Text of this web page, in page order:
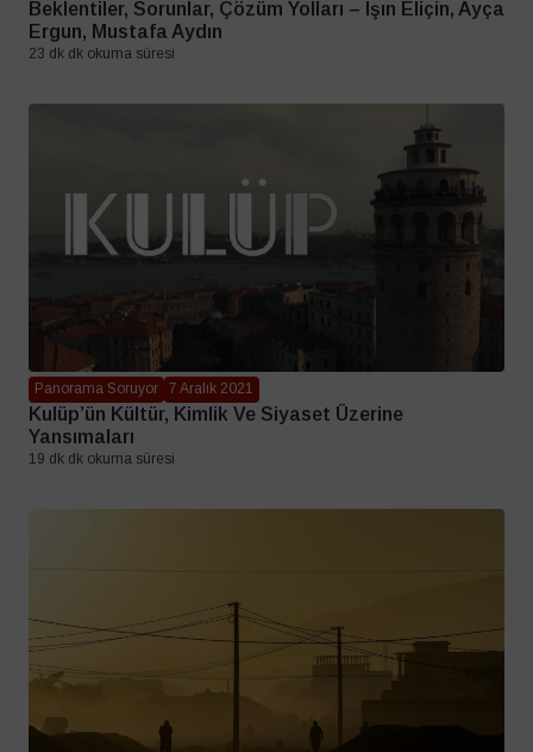
Beklentiler, Sorunlar, Çözüm Yolları – Işın Eliçin, Ayça
Ergun, Mustafa Aydın
23 dk dk okuma süresi
Panorama Soruyor 7 Aralık 2021
Kulüp’ün Kültür, Kimlik Ve Siyaset Üzerine
Yansımaları
19 dk dk okuma süresi